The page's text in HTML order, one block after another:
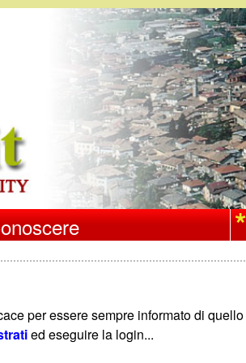
Salta
al
contenuto
principale
per essere sempre informato di
ed eseguire la login...